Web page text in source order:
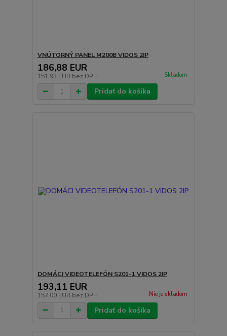
VNÚTORNÝ PANEL M200B VIDOS 2IP
186,88 EUR
151,93 EUR bez DPH Skladom
Pridať do košíka
DOMÁCI VIDEOTELEFÓN S201-1 VIDOS 2IP
193,11 EUR
157,00 EUR bez DPH Nie je skladom
Pridať do košíka